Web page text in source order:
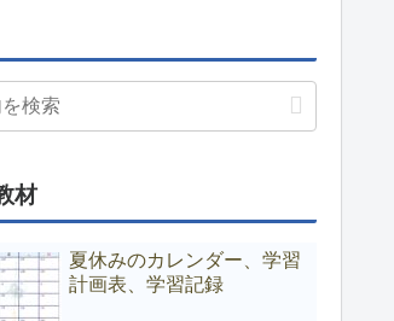
材
夏休みのカレンダー、学習
計画表、学習記録